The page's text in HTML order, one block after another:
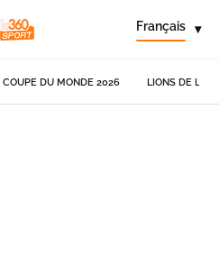
Français ▾
COUPE DU MONDE 2026 LIONS DE